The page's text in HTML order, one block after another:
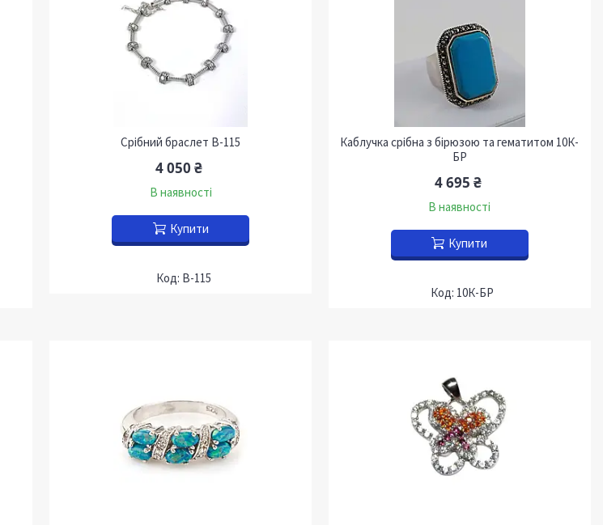
Срібний браслет В-115
4 050 ₴
В наявності
Купити
В-115
Каблучка срібна з бірюзою та гематитом 10К-
БР
4 695 ₴
В наявності
Купити
10К-БР